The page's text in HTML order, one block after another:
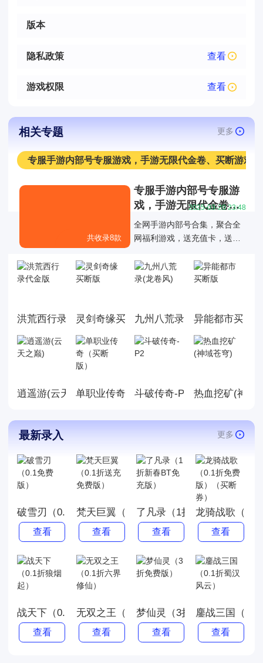
版本
隐私政策 查看
游戏权限 查看
相关专题 更多
专服手游内部号专服游戏，手游无限代金卷、买断游戏
共收录8款
专服手游内部号专服游
戏，手游无限代金卷、
买断游戏
2025-03-20 23:48
全网手游内部号合集，聚合全
网福利游戏，送充值卡，送代
接送等专服游戏大全，为玩家
提供仙侠传奇回合二次元等多
洪荒西行录代金版灵剑奇缘买断版九州八荒录(龙卷风)异能都市买断版
逍遥游(云天之巅)单职业传奇（买断版）
斗破传奇-P2 热血挖矿(神域
最新录入 更多
破雪刃（0.1免费版）
查看
梵天巨翼（0.1折送充免费版）
查看
了凡录（1折新春BT免充版）
查看
龙骑战歌（0.1
查看
战天下（0.1折狼烟起）
查看
无双之王（0.1折六界修仙）
查看
梦仙灵（3折免费版）
查看
鏖战三国（0.1
查看